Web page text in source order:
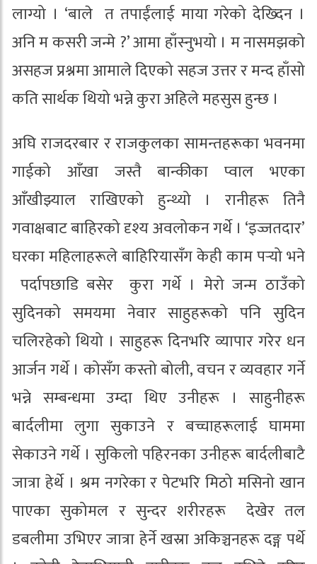
लाग्यो । ‘बाले त तपाईंलाई माया गरेको देख्दिन ।
अनि म कसरी जन्मे ?’ आमा हाँस्नुभयो । म नासमझको
असहज प्रश्नमा आमाले दिएको सहज उत्तर र मन्द हाँसो
कति सार्थक थियो भन्ने कुरा अहिले महसुस हुन्छ ।
अघि राजदरबार र राजकुलका सामन्तहरूका भवनमा
गाईको आँखा जस्तै बान्कीका प्वाल भएका
आँखीझ्याल राखिएको हुन्थ्यो । रानीहरू तिनै
गवाक्षबाट बाहिरको दृश्य अवलोकन गर्थे । ‘इज्जतदार’
घरका महिलाहरूले बाहिरियासँग केही काम पर्‍यो भने
पर्दापछाडि बसेर कुरा गर्थे । मेरो जन्म ठाउँको
सुदिनको समयमा नेवार साहुहरूको पनि सुदिन
चलिरहेको थियो । साहुहरू दिनभरि व्यापार गरेर धन
आर्जन गर्थे । कोसँग कस्तो बोली, वचन र व्यवहार गर्ने
भन्ने सम्बन्धमा उम्दा थिए उनीहरू । साहुनीहरू
बार्दलीमा लुगा सुकाउने र बच्चाहरूलाई घाममा
सेकाउने गर्थे । सुकिलो पहिरनका उनीहरू बार्दलीबाटै
जात्रा हेर्थे । श्रम नगरेका र पेटभरि मिठो मसिनो खान
पाएका सुकोमल र सुन्दर शरीरहरू देखेर तल
डबलीमा उभिएर जात्रा हेर्ने खस्रा अकिञ्चनहरू दङ्ग पर्थे